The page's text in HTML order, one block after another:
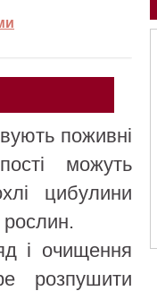
поживні
можуть
цибулини
рослин.
і очищення
розпушити